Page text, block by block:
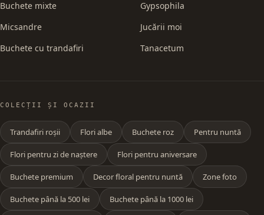
Buchete mixte
Micsandre
Buchete cu trandafiri
Gypsophila
Jucării moi
Tanacetum
COLECȚII ȘI OCAZII
Trandafiri roșii Flori albe Buchete roz Pentru nuntă
Flori pentru zi de naștere Flori pentru aniversare
Buchete premium Decor floral pentru nuntă Zone foto
Buchete până la 500 lei Buchete până la 1000 lei